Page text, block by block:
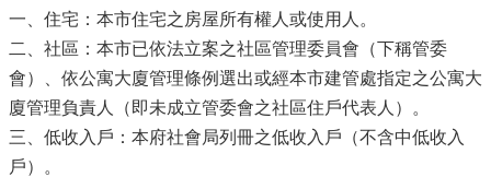
一、住宅：本市住宅之房屋所有權人或使用人。
二、社區：本市已依法立案之社區管理委員會（下稱管委
會）、依公寓大廈管理條例選出或經本市建管處指定之公寓大
廈管理負責人（即未成立管委會之社區住戶代表人）。
三、低收入戶：本府社會局列冊之低收入戶（不含中低收入
戶）。